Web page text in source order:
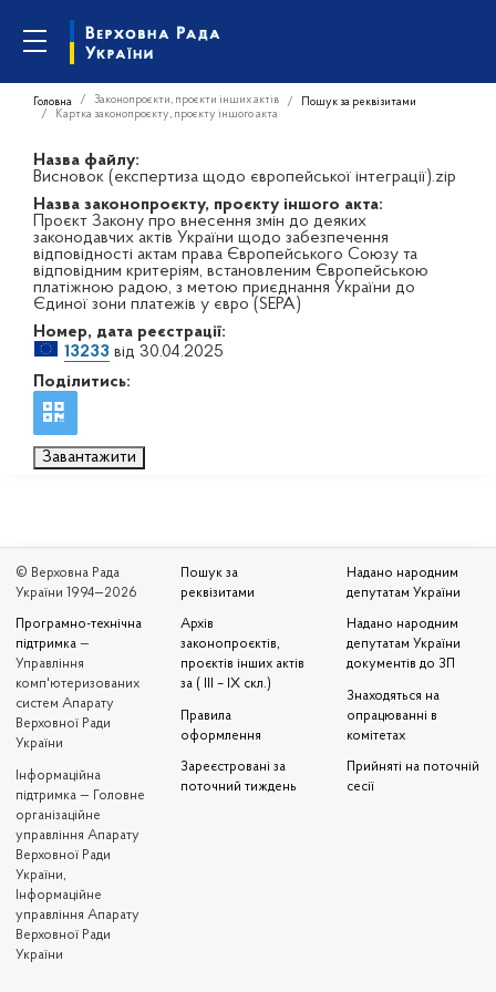
Головна Законопроєкти, проєкти інших актів
Пошук за реквізитами
Картка законопроєкту, проєкту іншого акта
Назва файлу:
Висновок (експертиза щодо європейської інтеграції).zip
Назва законопроєкту, проєкту іншого акта:
Проєкт Закону про внесення змін до деяких
законодавчих актів України щодо забезпечення
відповідності актам права Європейського Союзу та
відповідним критеріям, встановленим Європейською
платіжною радою, з метою приєднання України до
Єдиної зони платежів у євро (SEPA)
Номер, дата реєстрації:
13233 від 30.04.2025
Поділитись:
Завантажити
© Верховна Рада
України 1994—2026
Програмно-технічна
підтримка —
Управління
комп'ютеризованих
систем Апарату
Верховної Ради
України
Iнформаційна
підтримка — Головне
організаційне
управління Апарату
Верховної Ради
України,
Інформаційне
управління Апарату
Верховної Ради
України
Пошук за
реквізитами
Архів
законопроєктів,
проєктів інших актів
за ( III – IX скл.)
Правила
оформлення
Зареєстровані за
поточний тиждень
Надано народним
депутатам України
Надано народним
депутатам України
документів до ЗП
Знаходяться на
опрацюванні в
комітетах
Прийняті на поточній
сесії